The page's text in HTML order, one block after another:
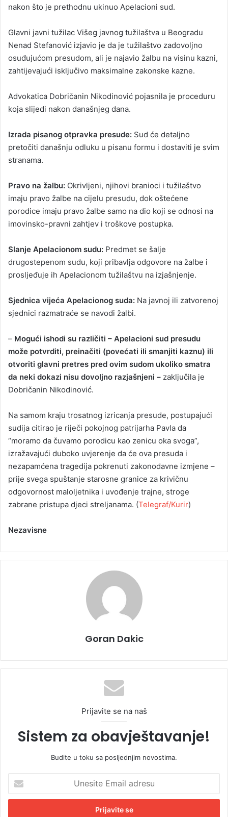
nakon što je prethodnu ukinuo Apelacioni sud.
Glavni javni tužilac Višeg javnog tužilaštva u Beogradu
Nenad Stefanović izjavio je da je tužilaštvo zadovoljno
osuđujućom presudom, ali je najavio žalbu na visinu kazni,
zahtijevajući isključivo maksimalne zakonske kazne.
Advokatica Dobričanin Nikodinović pojasnila je proceduru
koja slijedi nakon današnjeg dana.
Izrada pisanog otpravka presude: Sud će detaljno
pretočiti današnju odluku u pisanu formu i dostaviti je svim
stranama.
Pravo na žalbu: Okrivljeni, njihovi branioci i tužilaštvo
imaju pravo žalbe na cijelu presudu, dok oštećene
porodice imaju pravo žalbe samo na dio koji se odnosi na
imovinsko-pravni zahtjev i troškove postupka.
Slanje Apelacionom sudu: Predmet se šalje
drugostepenom sudu, koji pribavlja odgovore na žalbe i
prosljeđuje ih Apelacionom tužilaštvu na izjašnjenje.
Sjednica vijeća Apelacionog suda: Na javnoj ili zatvorenoj
sjednici razmatraće se navodi žalbi.
– Mogući ishodi su različiti – Apelacioni sud presudu
može potvrditi, preinačiti (povećati ili smanjiti kaznu) ili
otvoriti glavni pretres pred ovim sudom ukoliko smatra
da neki dokazi nisu dovoljno razjašnjeni – zaključila je
Dobričanin Nikodinović.
Na samom kraju trosatnog izricanja presude, postupajući
sudija citirao je riječi pokojnog patrijarha Pavla da
“moramo da čuvamo porodicu kao zenicu oka svoga”,
izražavajući duboko uvjerenje da će ova presuda i
nezapamćena tragedija pokrenuti zakonodavne izmjene –
prije svega spuštanje starosne granice za krivičnu
odgovornost maloljetnika i uvođenje trajne, stroge
zabrane pristupa djeci streljanama. (Telegraf/Kurir)
Nezavisne
Goran Dakic
Prijavite se na naš
Sistem za obavještavanje!
Budite u toku sa posljednjim novostima.
e